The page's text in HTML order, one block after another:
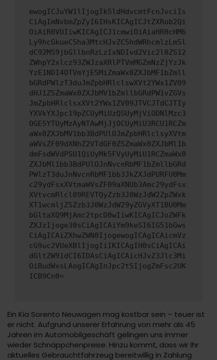
ewogICJuYW1lIjogIk5ldHdvcmtFcnJvciIs
CiAgImNvbmZpZyI6IHsKICAgICJtZXRob2Qi
OiAiR0VUIiwKICAgICJ1cmwiOiAiaHR0cHM6
Ly9hcGkueC5ha3MtcHJvZC5hdWRhcmlzLm5l
dC92MS9jbGllbnRzLzIxNDIvd2Vic2l0ZS12
ZWhpY2xlcz93ZWJzaXRlPTVmMGZmNzZjYzJk
YzE1NDI4OTVmYjE5MiZmaWx0ZXJbMF1bZmll
bGRdPWlzT3duJmZpbHRlclswXVt2YWx1ZV09
dHJ1ZSZmaWx0ZXJbMV1bZmllbGRdPW1vZGVs
JmZpbHRlclsxXVt2YWx1ZV09JTVCJTdCJTIy
YXVkYXJpc19pZCUyMiUzQSUyMjViODNlMzc3
OGE5YTUyMzAyNTAwMjJjOCUyMiU3RCU1RCZm
aWx0ZXJbMV1bb3BdPUlOJmZpbHRlclsyXVtm
aWVsZF09dXNhZ2VTdGF0ZSZmaWx0ZXJbMl1b
dmFsdWVdPSU1QiUyMk5FVyUyMiU1RCZmaWx0
ZXJbMl1bb3BdPUlOJnNvcnRbMF1bZmllbGRd
PWlzT3duJnNvcnRbMF1bb3JkZXJdPURFU0Mm
c29ydFsxXVtmaWVsZF09aXNUb3Amc29ydFsx
XVtvcmRlcl09REVTQyZzb3J0WzJdW2ZpZWxk
XT1wcmljZSZzb3J0WzJdW29yZGVyXT1BU0Mm
bGltaXQ9MjAmc2tpcD0wIiwKICAgICJoZWFk
ZXJzIjoge30sCiAgICAiYm9keSI6IG51bGws
CiAgICAiZXhwZWN0IjogewogICAgICAicmVz
cG9uc2VUeXBlIjogIiIKICAgIH0sCiAgICAi
dGltZW91dCI6IDAsCiAgICAicHJvZ3Jlc3Mi
OiBudWxsLAogICAgInJpc2t5IjogZmFsc2UK
ICB9Cn0=
Ein Kia Sorento Neuwagen mag kostbar sein – teuer ist
er nicht. Aufgrund unserer Erfahrung von mehr als 45
Jahren im Automobilgeschäft gelingen uns immer
wieder Schnäppchenpreise. Hinzu kommt, dass wir Ihr
aktuelles Gebrauchtfahrzeug bereitwillig in Zahlung